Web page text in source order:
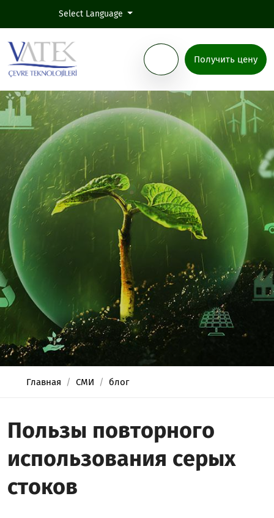
Select Language
Получить цену
Главная СМИ блог
Пользы повторного
использования серых
стоков